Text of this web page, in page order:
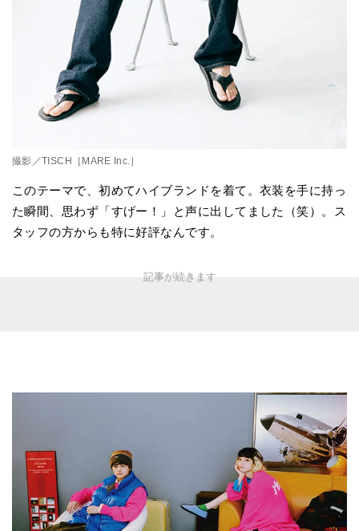
撮影／TISCH［MARE Inc.］
このテーマで、初めてハイブランドを着て。衣装を手に持っ
た瞬間、思わず「すげー！」と声に出してました（笑）。ス
タッフの方からも特に好評なんです。